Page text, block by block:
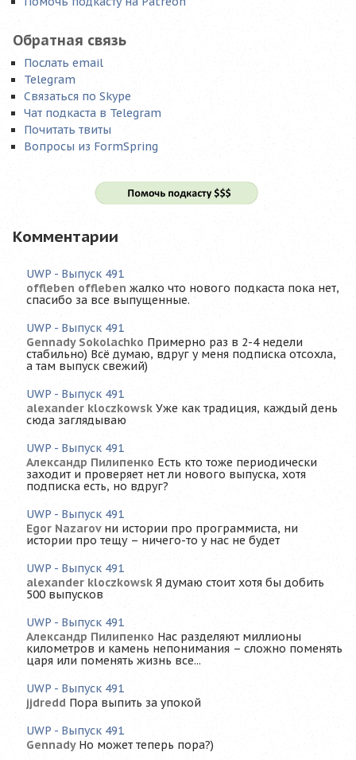
Обратная связь
Послать email
Telegram
Связаться по Skype
Чат подкаста в Telegram
Почитать твиты
Вопросы из FormSpring
Комментарии
UWP - Выпуск 491
offleben offleben жалко что нового подкаста пока нет,
спасибо за все выпущенные.
UWP - Выпуск 491
Gennady Sokolachko Примерно раз в 2-4 недели
стабильно) Всё думаю, вдруг у меня подписка отсохла,
а там выпуск свежий)
UWP - Выпуск 491
alexander kloczkowsk Уже как традиция, каждый день
сюда заглядываю
UWP - Выпуск 491
Александр Пилипенко Есть кто тоже периодически
заходит и проверяет нет ли нового выпуска, хотя
подписка есть, но вдруг?
UWP - Выпуск 491
Egor Nazarov ни истории про программиста, ни
истории про тещу – ничего-то у нас не будет
UWP - Выпуск 491
alexander kloczkowsk Я думаю стоит хотя бы добить
500 выпусков
UWP - Выпуск 491
Александр Пилипенко Нас разделяют миллионы
километров и камень непонимания – сложно поменять
царя или поменять жизнь все...
UWP - Выпуск 491
jjdredd Пора выпить за упокой
UWP - Выпуск 491
Gennady Но может теперь пора?)